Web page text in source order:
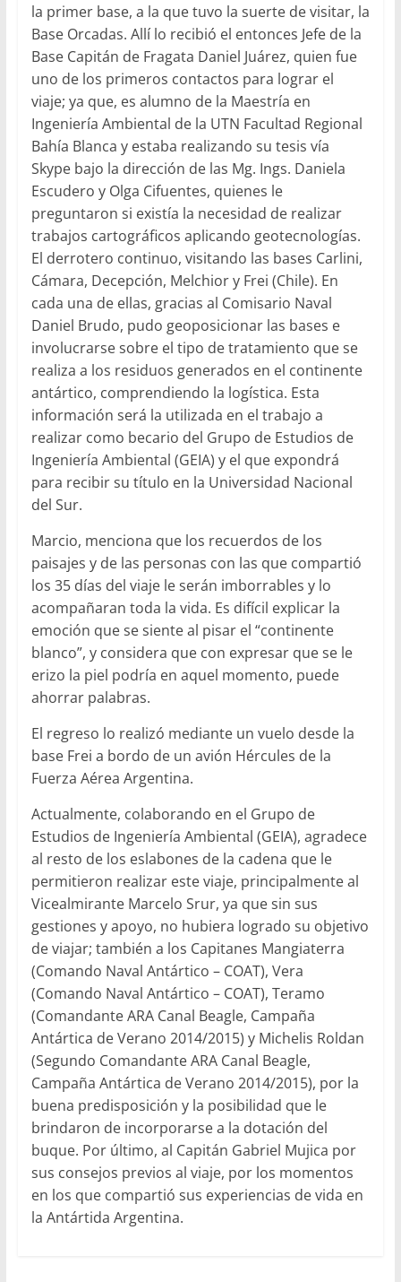
la primer base, a la que tuvo la suerte de visitar, la
Base Orcadas. Allí lo recibió el entonces Jefe de la
Base Capitán de Fragata Daniel Juárez, quien fue
uno de los primeros contactos para lograr el
viaje; ya que, es alumno de la Maestría en
Ingeniería Ambiental de la UTN Facultad Regional
Bahía Blanca y estaba realizando su tesis vía
Skype bajo la dirección de las Mg. Ings. Daniela
Escudero y Olga Cifuentes, quienes le
preguntaron si existía la necesidad de realizar
trabajos cartográficos aplicando geotecnologías.
El derrotero continuo, visitando las bases Carlini,
Cámara, Decepción, Melchior y Frei (Chile). En
cada una de ellas, gracias al Comisario Naval
Daniel Brudo, pudo geoposicionar las bases e
involucrarse sobre el tipo de tratamiento que se
realiza a los residuos generados en el continente
antártico, comprendiendo la logística. Esta
información será la utilizada en el trabajo a
realizar como becario del Grupo de Estudios de
Ingeniería Ambiental (GEIA) y el que expondrá
para recibir su título en la Universidad Nacional
del Sur.
Marcio, menciona que los recuerdos de los
paisajes y de las personas con las que compartió
los 35 días del viaje le serán imborrables y lo
acompañaran toda la vida. Es difícil explicar la
emoción que se siente al pisar el “continente
blanco”, y considera que con expresar que se le
erizo la piel podría en aquel momento, puede
ahorrar palabras.
El regreso lo realizó mediante un vuelo desde la
base Frei a bordo de un avión Hércules de la
Fuerza Aérea Argentina.
Actualmente, colaborando en el Grupo de
Estudios de Ingeniería Ambiental (GEIA), agradece
al resto de los eslabones de la cadena que le
permitieron realizar este viaje, principalmente al
Vicealmirante Marcelo Srur, ya que sin sus
gestiones y apoyo, no hubiera logrado su objetivo
de viajar; también a los Capitanes Mangiaterra
(Comando Naval Antártico – COAT), Vera
(Comando Naval Antártico – COAT), Teramo
(Comandante ARA Canal Beagle, Campaña
Antártica de Verano 2014/2015) y Michelis Roldan
(Segundo Comandante ARA Canal Beagle,
Campaña Antártica de Verano 2014/2015), por la
buena predisposición y la posibilidad que le
brindaron de incorporarse a la dotación del
buque. Por último, al Capitán Gabriel Mujica por
sus consejos previos al viaje, por los momentos
en los que compartió sus experiencias de vida en
la Antártida Argentina.